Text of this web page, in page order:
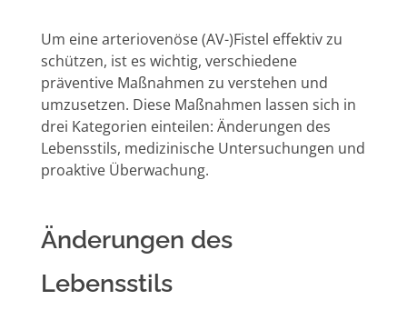
Um eine arteriovenöse (AV-)Fistel effektiv zu
schützen, ist es wichtig, verschiedene
präventive Maßnahmen zu verstehen und
umzusetzen. Diese Maßnahmen lassen sich in
drei Kategorien einteilen: Änderungen des
Lebensstils, medizinische Untersuchungen und
proaktive Überwachung.
Änderungen des
Lebensstils